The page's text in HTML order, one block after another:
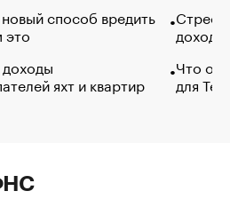
способ вредить
это
яхт и квартир
Что
для